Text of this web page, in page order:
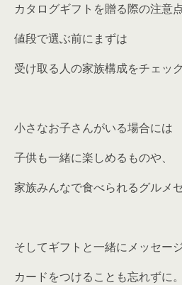
カタログギフトを贈る際の注意点
値段で選ぶ前にまずは
受け取る人の家族構成をチェッ
小さなお子さんがいる場合には
子供も一緒に楽しめるものや、
家族みんなで食べられるグルメ
そしてギフトと一緒にメッセー
カードをつけることも忘れずに。